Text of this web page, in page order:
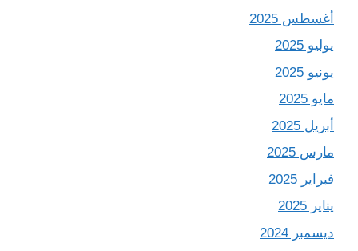
أغسطس 2025
يوليو 2025
يونيو 2025
مايو 2025
أبريل 2025
مارس 2025
فبراير 2025
يناير 2025
ديسمبر 2024